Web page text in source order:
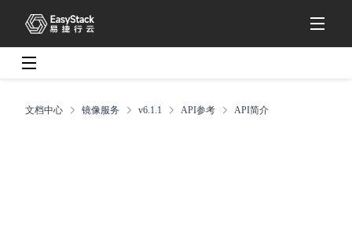
文档中心 镜像服务 v6.1.1 API参考 API简介